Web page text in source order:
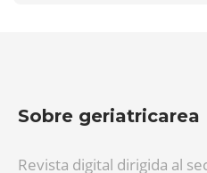
Sobre geriatricarea
Revista digital dirigida al